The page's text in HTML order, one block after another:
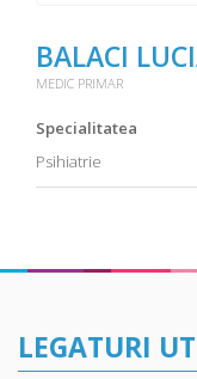
BALACI
MEDIC PRIMAR
Specialitatea
Psihiatrie
LEGATURI